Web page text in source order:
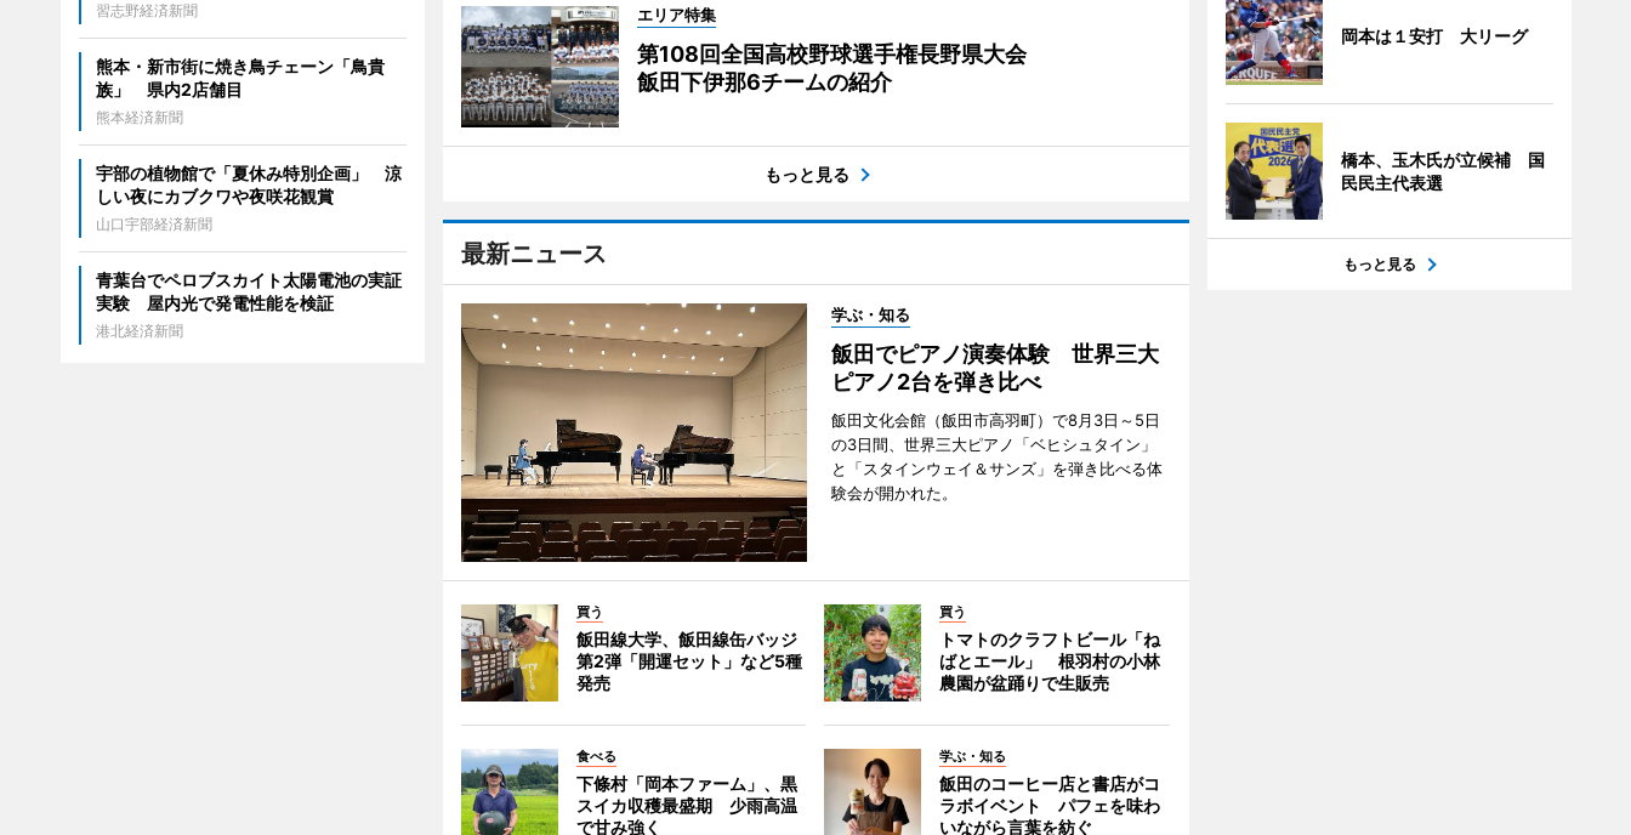
エリア特集
第108回全国高校野球選手権長野県大会
飯田下伊那6チームの紹介
もっと見る
最新ニュース
学ぶ・知る
飯田でピアノ演奏体験 世界三大
ピアノ2台を弾き比べ
飯田文化会館（飯田市高羽町）で8月3日～5日
の3日間、世界三大ピアノ「ベヒシュタイン」
と「スタインウェイ＆サンズ」を弾き比べる体
験会が開かれた。
買う
飯田線大学、飯田線缶バッジ
第2弾「開運セット」など5種
発売
買う
トマトのクラフトビール「ね
ばとエール」 根羽村の小林
農園が盆踊りで生販売
食べる
下條村「岡本ファーム」、黒
スイカ収穫最盛期 少雨高温
で甘み強く
学ぶ・知る
飯田のコーヒー店と書店がコ
ラボイベント パフェを味わ
いながら言葉を紡ぐ
習志野経済新聞
熊本・新市街に焼き鳥チェーン「鳥貴
族」 県内2店舗目
熊本経済新聞
宇部の植物館で「夏休み特別企画」 涼
しい夜にカブクワや夜咲花観賞
山口宇部経済新聞
青葉台でペロブスカイト太陽電池の実証
実験 屋内光で発電性能を検証
港北経済新聞
岡本は１安打 大リーグ
橋本、玉木氏が立候補 国
民民主代表選
もっと見る